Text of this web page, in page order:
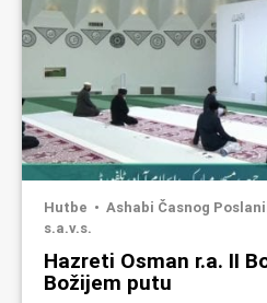
Hutbe
Ashabi Časnog
s.a.v.s.
Hazreti Osman r.a. II
Božijem putu